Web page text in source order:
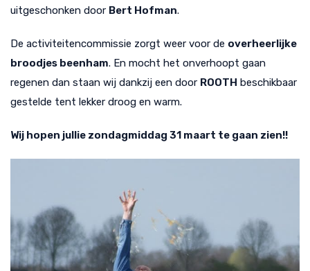
uitgeschonken door Bert Hofman.
De activiteitencommissie zorgt weer voor de overheerlijke
broodjes beenham. En mocht het onverhoopt gaan
regenen dan staan wij dankzij een door ROOTH beschikbaar
gestelde tent lekker droog en warm.
Wij hopen jullie zondagmiddag 31 maart te gaan zien!!